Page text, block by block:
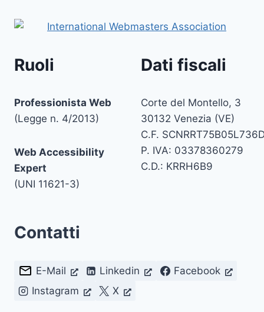
Ruoli
Professionista Web
(Legge n. 4/2013)
Web Accessibility
Expert
(UNI 11621-3)
Dati fiscali
Corte del Montello, 3
30132 Venezia (VE)
C.F.
P. IVA: 03378360279
C.D.: KRRH6B9
Contatti
E-Mail Linkedin
Facebook
Instagram
X